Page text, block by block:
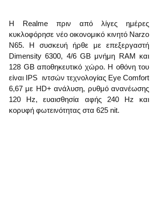
Η Realme πριν από λίγες ημέρες
κυκλοφόρησε νέο οικονομικό κινητό Narzo
N65. Η συσκευή ήρθε με επεξεργαστή
Dimensity 6300, 4/6 GB μνήμη RAM και
128 GB αποθηκευτικό χώρο. Η οθόνη του
είναι IPS  ιντσών τεχνολογίας Eye Comfort
6,67 με HD+ ανάλυση, ρυθμό ανανέωσης
120 Hz, ευαισθησία αφής 240 Hz και
κορυφή φωτεινότητας στα 625 nit.